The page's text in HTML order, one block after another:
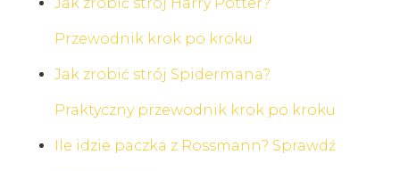
Przewodnik krok po kroku
Jak zrobić strój Spidermana?
Praktyczny przewodnik krok po kroku
Ile idzie paczka z Rossmann? Sprawdź